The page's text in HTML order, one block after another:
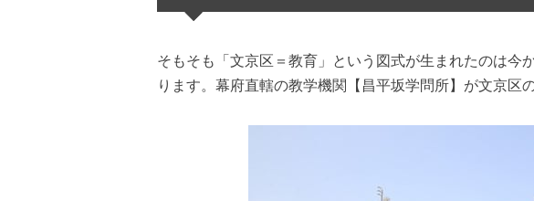
そもそも「文京区＝教育」という図式が生まれたのは今
ります。幕府直轄の教学機関【昌平坂学問所】が文京区